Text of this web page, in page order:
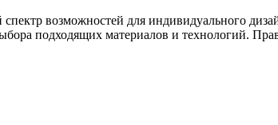
возможностей для индивидуального
подходящих материалов и технологий.